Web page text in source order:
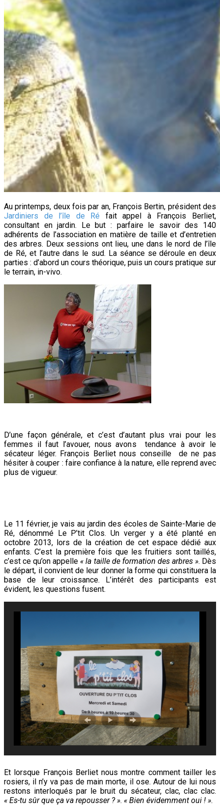
Au printemps, deux fois par an, François Bertin, président des
Jardiniers de l’île de Ré fait appel à François Berliet,
consultant en jardin. Le but : parfaire le savoir des 140
adhérents de l’association en matière de taille et d’entretien
des arbres. Deux sessions ont lieu, une dans le nord de l’île
de Ré, et l’autre dans le sud. La séance se déroule en deux
parties : d’abord un cours théorique, puis un cours pratique sur
le terrain, in-vivo.
D’une façon générale, et c’est d’autant plus vrai pour les
femmes il faut l’avouer, nous avons tendance à avoir le
sécateur léger. François Berliet nous conseille de ne pas
hésiter à couper : faire confiance à la nature, elle reprend avec
plus de vigueur.
Le 11 février, je vais au jardin des écoles de Sainte-Marie de
Ré, dénommé Le P’tit Clos. Un verger y a été planté en
octobre 2013, lors de la création de cet espace dédié aux
enfants. C’est la première fois que les fruitiers sont taillés,
c’est ce qu’on appelle« la taille de formation des arbres ». Dès
le départ, il convient de leur donner la forme qui constituera la
base de leur croissance. L’intérêt des participants est
évident, les questions fusent.
Et lorsque François Berliet nous montre comment tailler les
rosiers, il n’y va pas de main morte, il ose. Autour de lui nous
restons interloqués par le bruit du sécateur, clac, clac clac.
« Es-tu sûrque ça va repousser ? ». « Bien évidemment oui ! ».